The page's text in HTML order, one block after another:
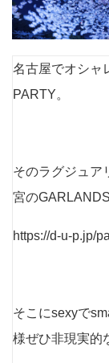
名古屋でオシャ
PARTY。
そのラグジュア
宮の
https://d-u-p.jp/
そこにsexyで
様ぜひ非現実的